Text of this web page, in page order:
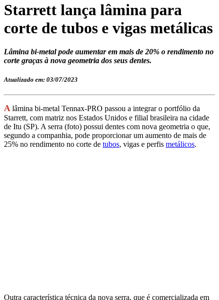
Starrett lança lâmina para
corte de tubos e vigas metálicas
Lâmina bi-metal pode aumentar em mais de 20% o rendimento no
corte graças à nova geometria dos seus dentes.
Atualizado em: 03/07/2023
A lâmina bi-metal Tennax-PRO passou a integrar o portfólio da
Starrett, com matriz nos Estados Unidos e filial brasileira na cidade
de Itu (SP). A serra (foto) possui dentes com nova geometria o que,
segundo a companhia, pode proporcionar um aumento de mais de
25% no rendimento no corte de tubos, vigas e perfis metálicos.
Outra característica técnica da nova serra, que é comercializada em